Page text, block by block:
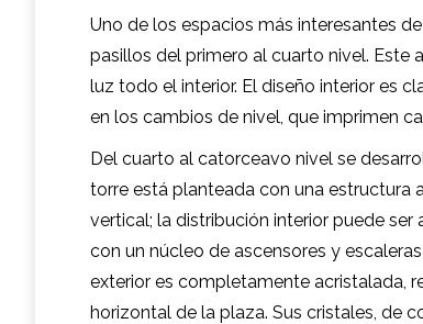
Uno de los espacios más interesantes
pasillos del primero al cuarto nivel. Este
luz todo el interior. El diseño interior es
en los cambios de nivel, que imprimen
Del cuarto al catorceavo nivel se
torre está planteada con una estructura
vertical; la distribución interior puede
con un núcleo de ascensores y
exterior es completamente acristalada,
horizontal de la plaza. Sus cristales, de